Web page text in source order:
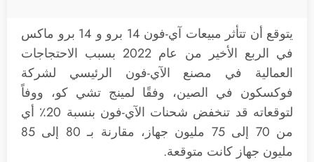
يتوقع أن تتأثر مبيعات آي-فون 14 برو و 14 برو ماكس
في الربع الأخير من عام 2022 بسبب الاحتجاجات
العمالية في مصنع الآي-فون الرئيسي لشركة
فوكسكون في الصين، وفقًا لمينج تشي كو، ووفاً
لتوقعاته قد تنخفض شحنات الآي-فون بنسبة 20٪ أي
من 70 إلى 75 مليون جهاز، مقارنة بـ 80 إلى 85
مليون جهاز كانت متوقعة.